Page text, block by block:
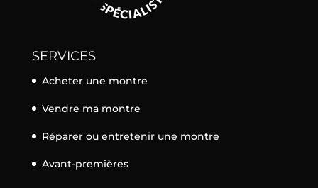
SERVICES
Acheter une montre
Vendre ma montre
Réparer ou entretenir une montre
Avant-premières